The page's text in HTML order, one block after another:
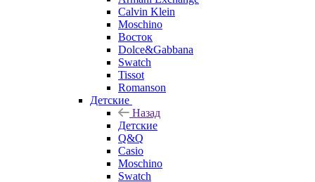
Calvin Klein
Moschino
Восток
Dolce&Gabbana
Swatch
Tissot
Romanson
Детские
Назад
Детские
Q&Q
Casio
Moschino
Swatch